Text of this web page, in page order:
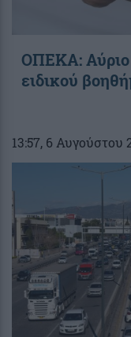
ΟΠΕΚΑ: Αύριο
ειδικού
13:57, 6 Αυγούστου